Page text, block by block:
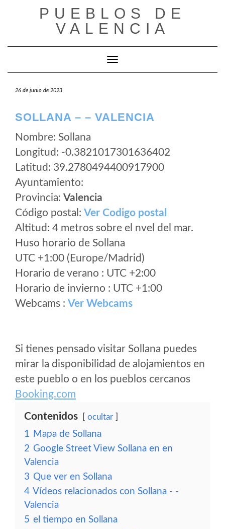
PUEBLOS DE
VALENCIA
Cambiar modo de navegación
26 de junio de 2023
SOLLANA – – VALENCIA
Nombre: Sollana
Longitud: -0.3821017301636402
Latitud: 39.2780494400917900
Ayuntamiento:
Provincia: Valencia
Código postal: Ver Codigo postal
Altitud: 4 metros sobre el nvel del mar.
Huso horario de Sollana
UTC +1:00 (Europe/Madrid)
Horario de verano : UTC +2:00
Horario de invierno : UTC +1:00
Webcams : Ver Webcams
Si tienes pensado visitar Sollana puedes
mirar la disponibilidad de alojamientos en
este pueblo o en los pueblos cercanos
Booking.com
Contenidos ocultar
1 Mapa de Sollana
2 Google Street View Sollana en en
Valencia
3 Que ver en Sollana
4 Vídeos relacionados con Sollana - -
Valencia
5 el tiempo en Sollana